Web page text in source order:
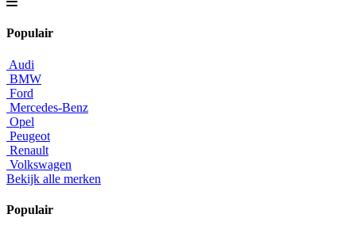
Populair
Audi
BMW
Ford
Mercedes-Benz
Opel
Peugeot
Renault
Volkswagen
Bekijk alle merken
Populair